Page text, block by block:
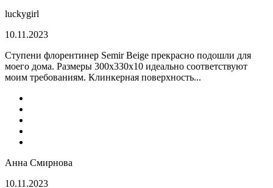
luckygirl
10.11.2023
Ступени флорентинер Semir Beige прекрасно подошли для
моего дома. Размеры 300х330х10 идеально соответствуют
моим требованиям. Клинкерная поверхность...
Анна Смирнова
10.11.2023